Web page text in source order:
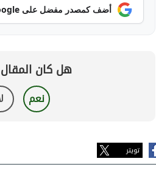
أضف كمصدر مفضل على Google
هل كان
نعم
تويتر